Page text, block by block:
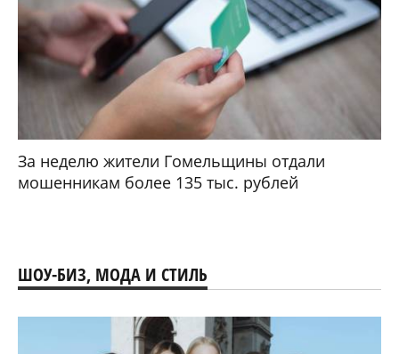
За неделю жители Гомельщины отдали
мошенникам более 135 тыс. рублей
ШОУ-БИЗ, МОДА И СТИЛЬ